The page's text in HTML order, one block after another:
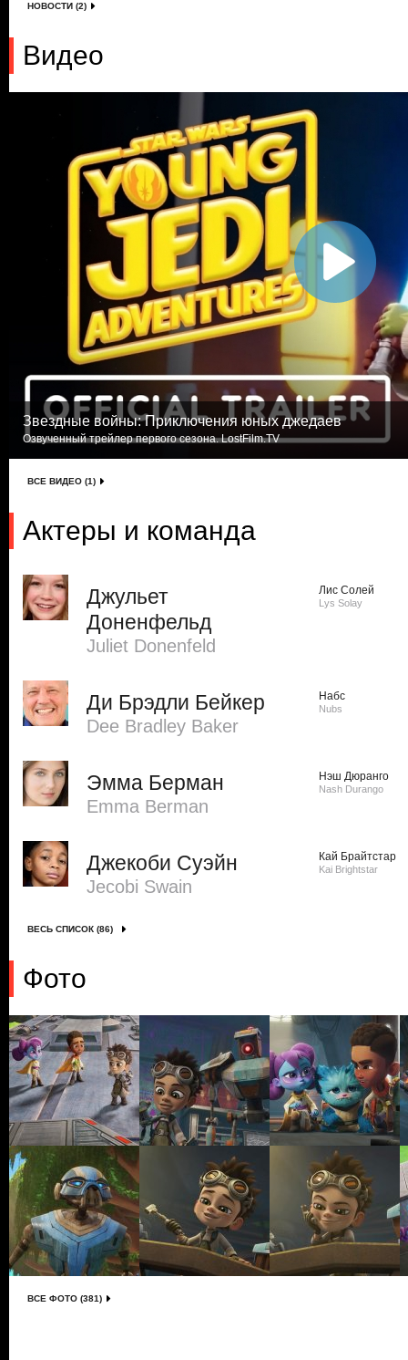
НОВОСТИ (2)
Видео
Звездные войны: Приключения юных джедаев
Озвученный трейлер первого сезона. LostFilm.TV
ВСЕ ВИДЕО (1)
Актеры и команда
Джульет
Доненфельд
Juliet Donenfeld
Лис Солей
Lys Solay
Ди Брэдли Бейкер
Dee Bradley Baker
Набс
Nubs
Эмма Берман
Emma Berman
Нэш Дюранго
Nash Durango
Джекоби Суэйн
Jecobi Swain
Кай Брайтстар
Kai Brightstar
ВЕСЬ СПИСОК (86)
Фото
ВСЕ ФОТО (381)